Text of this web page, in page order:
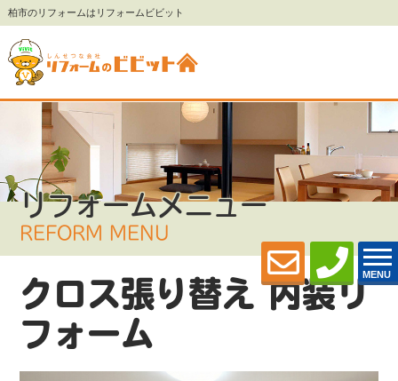
柏市のリフォームはリフォームビビット
MENU
リフォームメニュー
REFORM MENU
クロス張り替え 内装リ
フォーム